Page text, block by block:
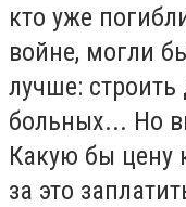
кто уже
войне, могли
лучше: строить
больных... Но
Какую бы цену
за это